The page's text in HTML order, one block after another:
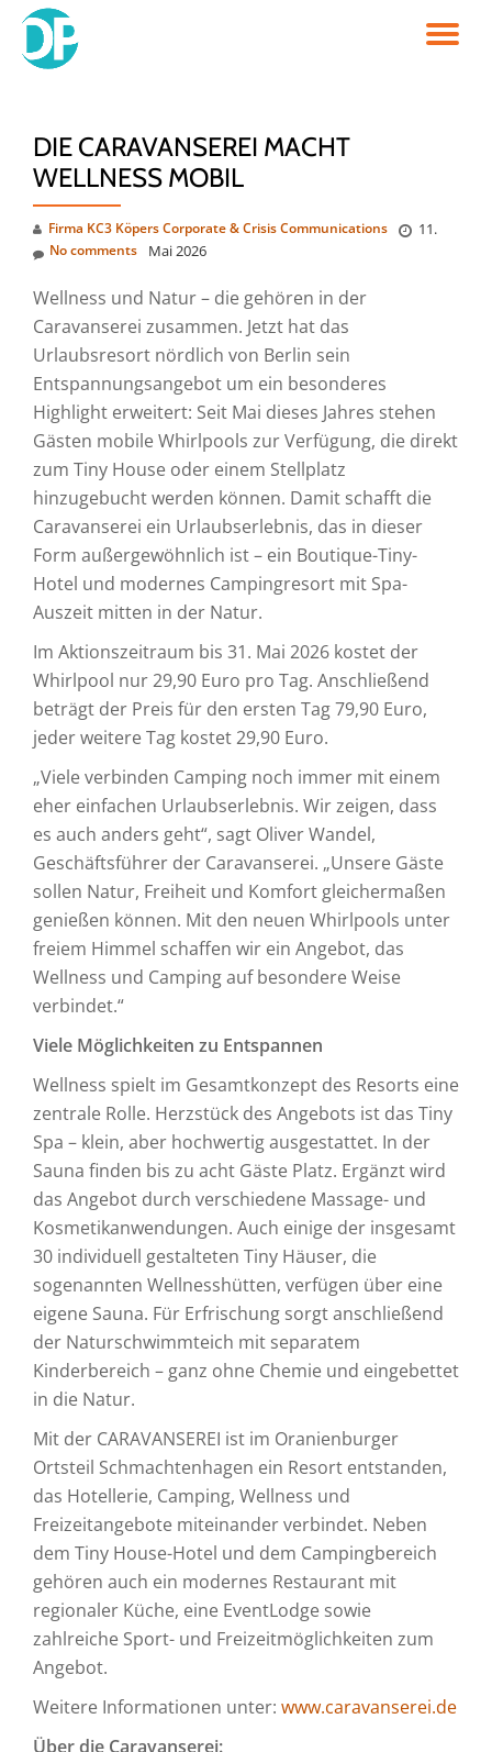
Skip
DIE CARAVANSEREI MACHT
WELLNESS MOBIL
Firma KC3 Köpers Corporate & Crisis Communications
11.
Mai 2026
No comments
Wellness und Natur – die gehören in der
Caravanserei zusammen. Jetzt hat das
Urlaubsresort nördlich von Berlin sein
Entspannungsangebot um ein besonderes
Highlight erweitert: Seit Mai dieses Jahres stehen
Gästen mobile Whirlpools zur Verfügung, die direkt
zum Tiny House oder einem Stellplatz
hinzugebucht werden können. Damit schafft die
Caravanserei ein Urlaubserlebnis, das in dieser
Form außergewöhnlich ist – ein Boutique-Tiny-
Hotel und modernes Campingresort mit Spa-
Auszeit mitten in der Natur.
Im Aktionszeitraum bis 31. Mai 2026 kostet der
Whirlpool nur 29,90 Euro pro Tag. Anschließend
beträgt der Preis für den ersten Tag 79,90 Euro,
jeder weitere Tag kostet 29,90 Euro.
„Viele verbinden Camping noch immer mit einem
eher einfachen Urlaubserlebnis. Wir zeigen, dass
es auch anders geht“, sagt Oliver Wandel,
Geschäftsführer der Caravanserei. „Unsere Gäste
sollen Natur, Freiheit und Komfort gleichermaßen
genießen können. Mit den neuen Whirlpools unter
freiem Himmel schaffen wir ein Angebot, das
Wellness und Camping auf besondere Weise
verbindet.“
Viele Möglichkeiten zu Entspannen
Wellness spielt im Gesamtkonzept des Resorts eine
zentrale Rolle. Herzstück des Angebots ist das Tiny
Spa – klein, aber hochwertig ausgestattet. In der
Sauna finden bis zu acht Gäste Platz. Ergänzt wird
das Angebot durch verschiedene Massage- und
Kosmetikanwendungen. Auch einige der insgesamt
30 individuell gestalteten Tiny Häuser, die
sogenannten Wellnesshütten, verfügen über eine
eigene Sauna. Für Erfrischung sorgt anschließend
der Naturschwimmteich mit separatem
Kinderbereich – ganz ohne Chemie und eingebettet
in die Natur.
Mit der CARAVANSEREI ist im Oranienburger
Ortsteil Schmachtenhagen ein Resort entstanden,
das Hotellerie, Camping, Wellness und
Freizeitangebote miteinander verbindet. Neben
dem Tiny House-Hotel und dem Campingbereich
gehören auch ein modernes Restaurant mit
regionaler Küche, eine EventLodge sowie
zahlreiche Sport- und Freizeitmöglichkeiten zum
Angebot.
Weitere Informationen unter: www.caravanserei.de
Über die Caravanserei: